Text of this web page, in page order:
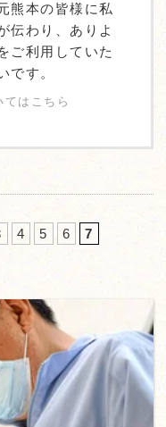
熊本の皆様に私
伝わり、ありよ
ご利用していた
です。
はこちら
4 5 6 7